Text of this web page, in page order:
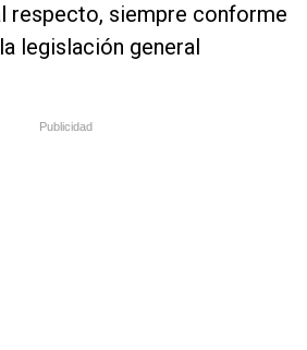
respecto, siempre conforme
legislación general
Publicidad